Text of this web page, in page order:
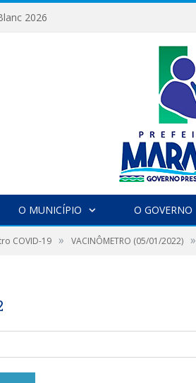
2026
O MUNICÍPIO O GOVERNO
COVID-19 » VACINÔMETRO (05/01/2022) »